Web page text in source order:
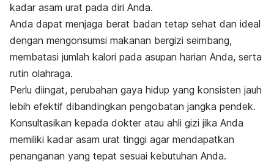
kadar asam urat pada diri Anda.
Anda dapat menjaga berat badan tetap sehat dan ideal
dengan mengonsumsi makanan bergizi seimbang,
membatasi jumlah kalori pada asupan harian Anda, serta
rutin olahraga.
Perlu diingat, perubahan gaya hidup yang konsisten jauh
lebih efektif dibandingkan pengobatan jangka pendek.
Konsultasikan kepada dokter atau ahli gizi jika Anda
memiliki kadar asam urat tinggi agar mendapatkan
penanganan yang tepat sesuai kebutuhan Anda.